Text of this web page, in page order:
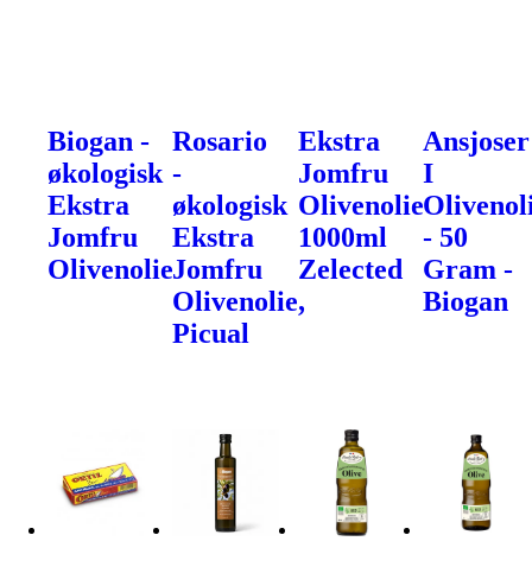
Biogan -
økologisk
Ekstra
Jomfru
Olivenolie
Rosario
-
økologisk
Ekstra
Jomfru
Olivenolie,
Picual
Ekstra
Jomfru
Olivenolie
1000ml
Zelected
Ansjoser
I
- 50
Gram -
Biogan